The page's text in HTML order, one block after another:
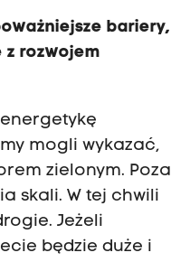
bariery,
z rozwojem
mogli wykazać,
zielonym. Poza
skali. W tej chwili
Jeżeli
będzie duże i